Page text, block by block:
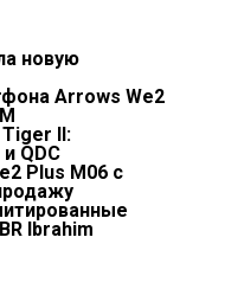
новую
Arrows We2
II:
QDC
Plus M06 с
Ibrahim